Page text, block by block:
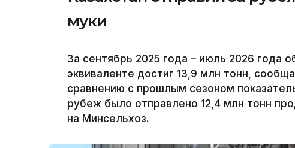
муки
За сентябрь 2025 года – июль 2026 года
эквиваленте достиг 13,9 млн тонн,
сравнению с прошлым сезоном
рубеж было отправлено 12,4 млн тонн
на Минсельхоз.